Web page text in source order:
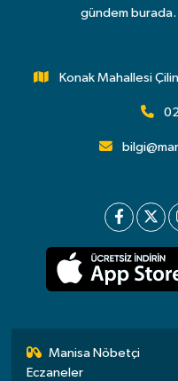
gündem burada.
Konak Mahallesi
Manisa Nöbetçi
Eczaneler